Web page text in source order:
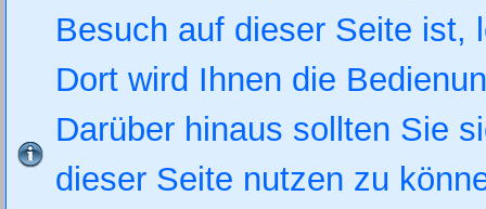
Besuch auf dieser Seite
Dort wird Ihnen die
Darüber hinaus sollten Sie
dieser Seite nutzen zu